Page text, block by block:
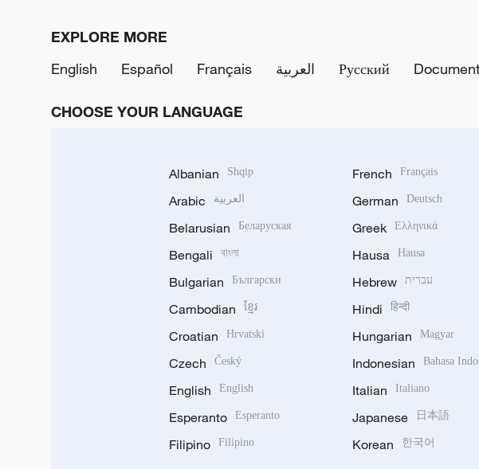
EXPLORE MORE
English
Español Français العربية Русский
CHOOSE YOUR LANGUAGE
Albanian Shqip
Arabic العربية
Belarusian Беларуская
Bengali বাংলা
Bulgarian Български
Cambodian ខ្មែរ
Croatian Hrvatski
Czech Český
English English
Esperanto Esperanto
Filipino Filipino
French Français
German Deutsch
Greek Ελληνικά
Hausa Hausa
Hebrew עברית
Hindi हिन्दी
Hungarian Magyar
Indonesian Bahasa
Italian Italiano
Japanese 日本語
Korean 한국어